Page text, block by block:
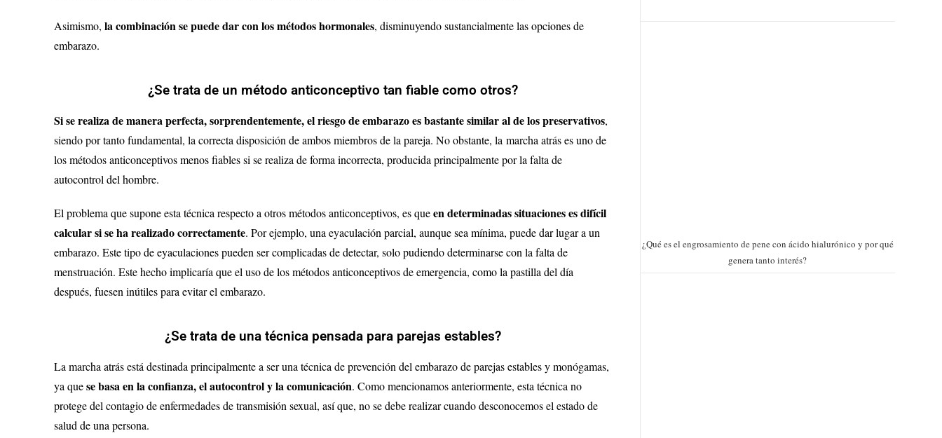
Asimismo, la combinación se puede dar con los métodos hormonales, disminuyendo sustancialmente las opciones de
embarazo.
¿Se trata de un método anticonceptivo tan fiable como otros?
Si se realiza de manera perfecta, sorprendentemente, el riesgo de embarazo es bastante similar al de los preservativos,
siendo por tanto fundamental, la correcta disposición de ambos miembros de la pareja. No obstante, la marcha atrás es uno de
los métodos anticonceptivos menos fiables si se realiza de forma incorrecta, producida principalmente por la falta de
autocontrol del hombre.
El problema que supone esta técnica respecto a otros métodos anticonceptivos, es queen determinadas situaciones es difícil
calcular si se ha realizado correctamente. Por ejemplo, una eyaculación parcial, aunque sea mínima, puede dar lugar a un
embarazo. Este tipo de eyaculaciones pueden ser complicadas de detectar, solo pudiendo determinarse con la falta de
menstruación. Este hecho implicaría que el uso de los métodos anticonceptivos de emergencia, como la pastilla del día
después, fuesen inútiles para evitar el embarazo.
¿Se trata de una técnica pensada para parejas estables?
La marcha atrás está destinada principalmente a ser una técnica de prevención del embarazo de parejas estables y monógamas,
ya quese basa en la confianza, el autocontrol y la comunicación. Como mencionamos anteriormente, esta técnica no
protege del contagio de enfermedades de transmisión sexual, así que, no se debe realizar cuando desconocemos el estado de
salud de una persona.
¿Qué es el engrosamiento de pene con ácido hialurónico y por qué
genera tanto interés?